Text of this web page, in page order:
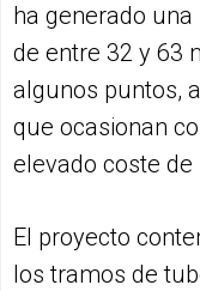
ha generado
de entre 32 y 63
algunos puntos,
que ocasionan
elevado coste
El proyecto
los tramos de